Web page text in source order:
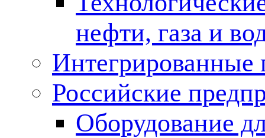
нефти, газа и
Российские
Оборудование